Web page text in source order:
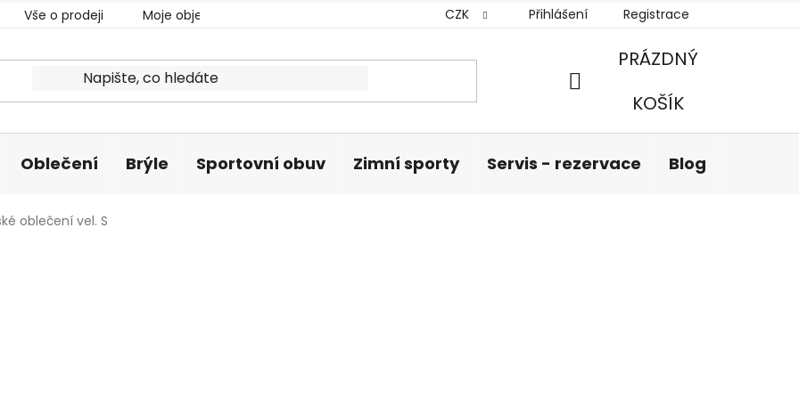
Vše o prodeji Moje objednávka CZK Přihlášení Registrace
NÁKUPNÍ
PRÁZDNÝ
KOŠÍK
Oblečení Brýle Sportovní obuv Zimní sporty Servis - rezervace Blog
oblečení vel. S